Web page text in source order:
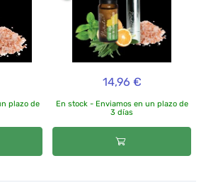
plazo de
14,96 €
En stock - Enviamos en un plazo de
3 días